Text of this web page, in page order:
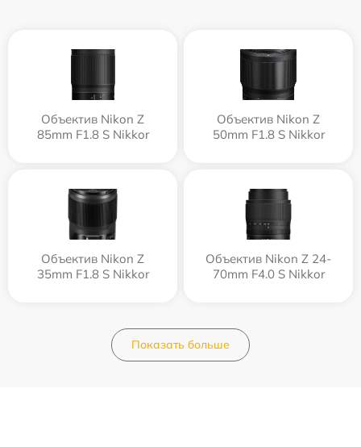
Объектив Nikon Z
85mm F1.8 S Nikkor
Объектив Nikon Z
50mm F1.8 S Nikkor
Объектив Nikon Z
35mm F1.8 S Nikkor
Объектив Nikon Z 24-
70mm F4.0 S Nikkor
Показать больше